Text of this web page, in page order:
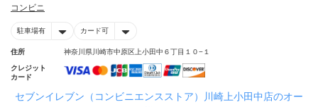
コンビニ
駐車場有 カード可
住所 神奈川県川崎市中原区上小田中６丁目１０−１
クレジット
カード
セブンイレブン（コンビニエンスストア）川崎上小田中店のオー